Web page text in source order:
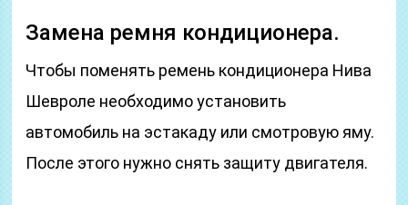
Замена ремня кондиционера.
Чтобы поменять ремень кондиционера Нива
Шевроле необходимо установить
автомобиль на эстакаду или смотровую яму.
После этого нужно снять защиту двигателя.